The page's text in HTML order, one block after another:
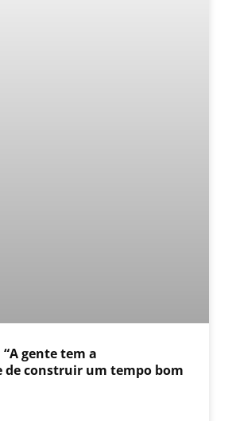
“A gente tem a
construir um tempo bom